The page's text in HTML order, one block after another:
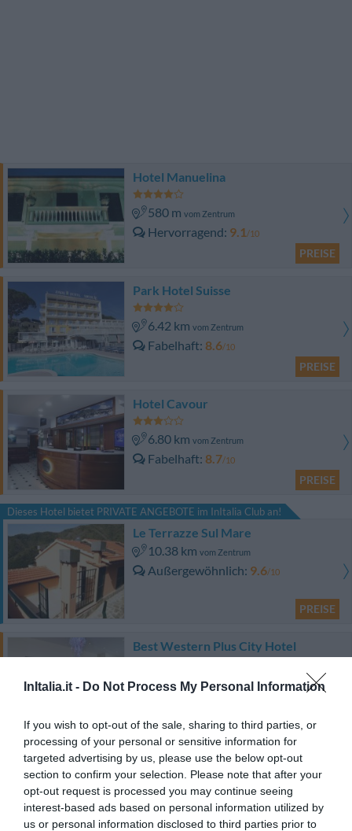
InItalia.it - Do Not Process My Personal Information
If you wish to opt-out of the sale, sharing to third parties, or
processing of your personal or sensitive information for
targeted advertising by us, please use the below opt-out
section to confirm your selection. Please note that after your
opt-out request is processed you may continue seeing
interest-based ads based on personal information utilized by
us or personal information disclosed to third parties prior to
Hotel Manuelina
580 m vom Zentrum
Hervorragend 9.1/10
PREISE
Park Hotel Suisse
6.42 km vom Zentrum
Fabelhaft 8.6/10
PREISE
Hotel Cavour
6.80 km vom Zentrum
Fabelhaft 8.7/10
PREISE
Dieses Hotel bietet PRIVATE ANGEBOTE im InItalia Club an!
Le Terrazze Sul Mare
10.38 km vom Zentrum
Außergewöhnlich 9.6/10
PREISE
Best Western Plus City Hotel
17.56 km vom Zentrum
PREISE
Best Western Metropoli
17.60 kmvom Zentrum
Hervorragend 9.4